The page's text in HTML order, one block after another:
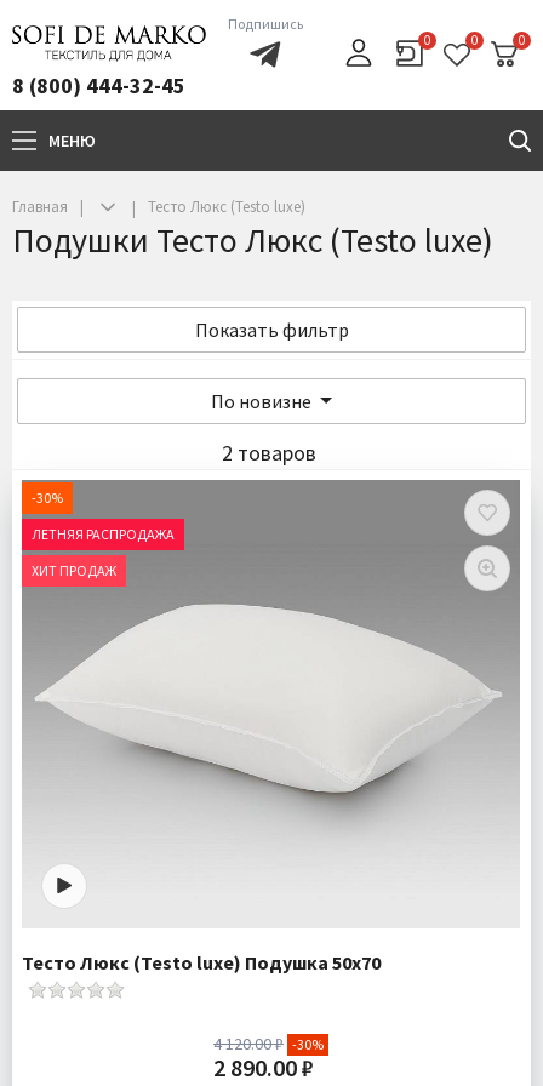
8 (800) 444-32-45
Подпишись
0 0 0
МЕНЮ
+7(800)444-32-45
Главная Тесто Люкс (Testo luxe)
Подушки Тесто Люкс (Testo luxe)
Показать фильтр
По новизне
2 товаров
-30%
ЛЕТНЯЯ РАСПРОДАЖА
ХИТ ПРОДАЖ
Тесто Люкс (Testo luxe) Подушка 50х70
4 120.00 ₽ -30%
2 890.00 ₽